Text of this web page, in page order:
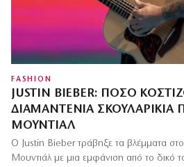
FASHION
JUSTIN BIEBER: ΠΌΣΟ
ΔΙΑΜΑΝΤΈΝΙΑ ΣΚΟΥΛΑΡΊΚΙΑ
ΜΟΥΝΤΙΆΛ
Ο Justin Bieber τράβηξε τα βλέμματα στο
Μουντιάλ με μια εμφάνιση από το δικό